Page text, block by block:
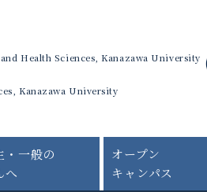
Health Sciences, Kanazawa University
Kanazawa University
・一般の
へ
オープン
キャンパス